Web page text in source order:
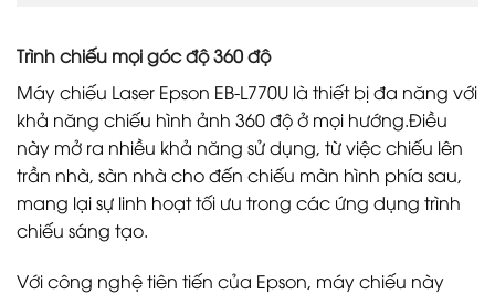
Trình chiếu mọi góc độ 360 độ
Máy chiếu Laser Epson EB-L770U là thiết bị đa năng với
khả năng chiếu hình ảnh 360 độ ở mọi hướng.Điều
này mở ra nhiều khả năng sử dụng, từ việc chiếu lên
trần nhà, sàn nhà cho đến chiếu màn hình phía sau,
mang lại sự linh hoạt tối ưu trong các ứng dụng trình
chiếu sáng tạo.
Với công nghệ tiên tiến của Epson, máy chiếu này